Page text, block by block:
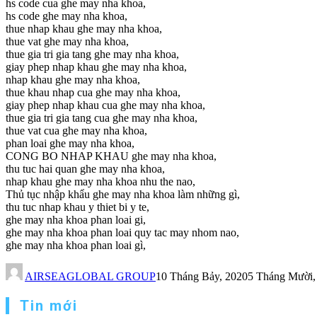
hs code cua ghe may nha khoa,
hs code ghe may nha khoa,
thue nhap khau ghe may nha khoa,
thue vat ghe may nha khoa,
thue gia tri gia tang ghe may nha khoa,
giay phep nhap khau ghe may nha khoa,
nhap khau ghe may nha khoa,
thue khau nhap cua ghe may nha khoa,
giay phep nhap khau cua ghe may nha khoa,
thue gia tri gia tang cua ghe may nha khoa,
thue vat cua ghe may nha khoa,
phan loai ghe may nha khoa,
CONG BO NHAP KHAU ghe may nha khoa,
thu tuc hai quan ghe may nha khoa,
nhap khau ghe may nha khoa nhu the nao,
Thủ tục nhập khẩu ghe may nha khoa làm những gì,
thu tuc nhap khau y thiet bi y te,
ghe may nha khoa phan loai gi,
ghe may nha khoa phan loai quy tac may nhom nao,
ghe may nha khoa phan loai gì,
AIRSEAGLOBAL GROUP10 Tháng Bảy, 20205 Tháng
Tin mới